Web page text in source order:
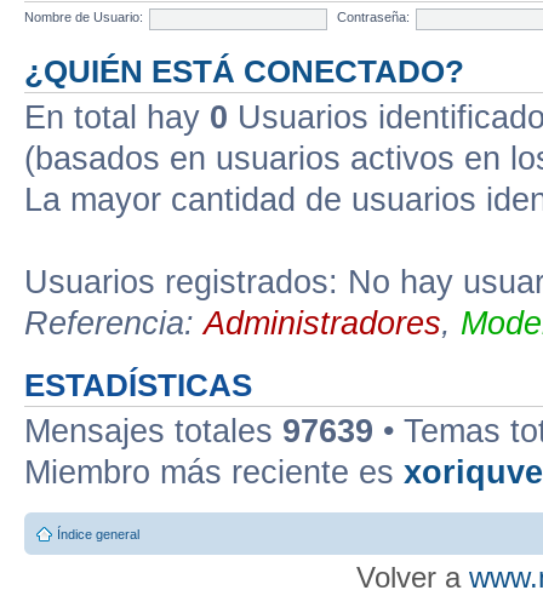
Nombre de Usuario:
Contraseña:
¿QUIÉN ESTÁ CONECTADO?
En total hay 0 Usuarios
(basados en usuarios activos en
La mayor cantidad de usuarios
Usuarios registrados: No hay
Referencia:Administradores,
ESTADÍSTICAS
Mensajes totales 97639 • Temas
Miembro más reciente es
Índice general
Volver a